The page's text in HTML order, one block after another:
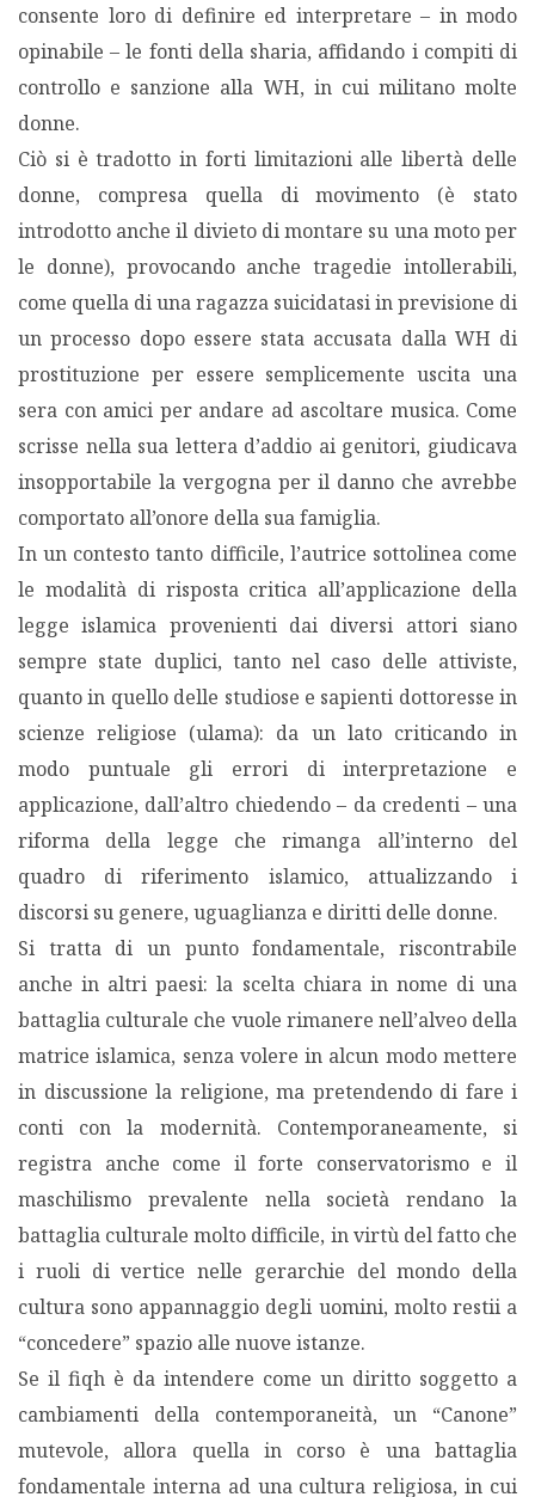
consente loro di definire ed interpretare – in modo
opinabile – le fonti della sharia, affidando i compiti di
controllo e sanzione alla WH, in cui militano molte
donne.
Ciò si è tradotto in forti limitazioni alle libertà delle
donne, compresa quella di movimento (è stato
introdotto anche il divieto di montare su una moto per
le donne), provocando anche tragedie intollerabili,
come quella di una ragazza suicidatasi in previsione di
un processo dopo essere stata accusata dalla WH di
prostituzione per essere semplicemente uscita una
sera con amici per andare ad ascoltare musica. Come
scrisse nella sua lettera d’addio ai genitori, giudicava
insopportabile la vergogna per il danno che avrebbe
comportato all’onore della sua famiglia.
In un contesto tanto difficile, l’autrice sottolinea come
le modalità di risposta critica all’applicazione della
legge islamica provenienti dai diversi attori siano
sempre state duplici, tanto nel caso delle attiviste,
quanto in quello delle studiose e sapienti dottoresse in
scienze religiose (ulama): da un lato criticando in
modo puntuale gli errori di interpretazione e
applicazione, dall’altro chiedendo – da credenti – una
riforma della legge che rimanga all’interno del
quadro di riferimento islamico, attualizzando i
discorsi su genere, uguaglianza e diritti delle donne.
Si tratta di un punto fondamentale, riscontrabile
anche in altri paesi: la scelta chiara in nome di una
battaglia culturale che vuole rimanere nell’alveo della
matrice islamica, senza volere in alcun modo mettere
in discussione la religione, ma pretendendo di fare i
conti con la modernità. Contemporaneamente, si
registra anche come il forte conservatorismo e il
maschilismo prevalente nella società rendano la
battaglia culturale molto difficile, in virtù del fatto che
i ruoli di vertice nelle gerarchie del mondo della
cultura sono appannaggio degli uomini, molto restii a
“concedere” spazio alle nuove istanze.
Se il fiqh è da intendere come un diritto soggetto a
cambiamenti della contemporaneità, un “Canone”
mutevole, allora quella in corso è una battaglia
fondamentale interna ad una cultura religiosa, in cui